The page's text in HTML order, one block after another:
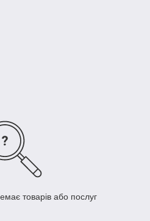
товарів або послуг